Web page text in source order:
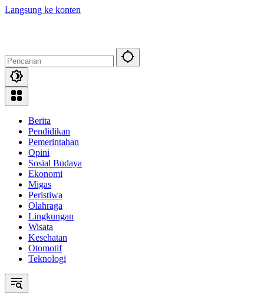
Langsung ke konten
Berita
Pendidikan
Pemerintahan
Opini
Sosial Budaya
Ekonomi
Migas
Peristiwa
Olahraga
Lingkungan
Wisata
Kesehatan
Otomotif
Teknologi